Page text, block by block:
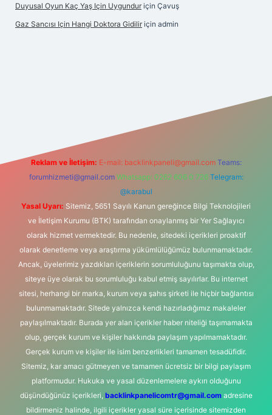
Duyusal Oyun Kaç Yaş Için Uygundur için Çavuş
Gaz Sancısı Için Hangi Doktora Gidilir için admin
Reklam ve İletişim: E-mail: backlinkpaneli@gmail.com Teams:
forumhizmeti@gmail.com Whatsapp: 0262 606 0 726 Telegram:
@karabul
Yasal Uyarı: Sitemiz, 5651 Sayılı Kanun gereğince Bilgi Teknolojileri
ve İletişim Kurumu (BTK) tarafından onaylanmış bir Yer Sağlayıcı
olarak hizmet vermektedir. Bu nedenle, sitedeki içerikleri proaktif
olarak denetleme veya araştırma yükümlülüğümüz bulunmamaktadır.
Ancak, üyelerimiz yazdıkları içeriklerin sorumluluğunu taşımakta olup,
siteye üye olarak bu sorumluluğu kabul etmiş sayılırlar. Bu internet
sitesi, herhangi bir marka, kurum veya şahıs şirketi ile hiçbir bağlantısı
bulunmamaktadır. Sitede yalnızca kendi hazırladığımız makaleler
paylaşılmaktadır. Burada yer alan içerikler haber niteliği taşımamakta
olup, gerçek kurum ve kişiler hakkında paylaşım yapılmamaktadır.
Gerçek kurum ve kişiler ile isim benzerlikleri tamamen tesadüfidir.
Sitemiz, kar amacı gütmeyen ve tamamen ücretsiz bir bilgi paylaşım
platformudur. Hukuka ve yasal düzenlemelere aykırı olduğunu
düşündüğünüz içerikleri, backlinkpanelicomtr@gmail.comadresine
bildirmeniz halinde, ilgili içerikler yasal süre içerisinde sitemizden